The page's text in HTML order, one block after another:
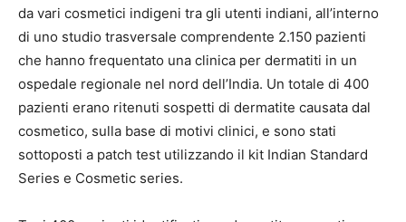
da vari cosmetici indigeni tra gli utenti indiani, all’interno
di uno studio trasversale comprendente 2.150 pazienti
che hanno frequentato una clinica per dermatiti in un
ospedale regionale nel nord dell’India. Un totale di 400
pazienti erano ritenuti sospetti di dermatite causata dal
cosmetico, sulla base di motivi clinici, e sono stati
sottoposti a patch test utilizzando il kit Indian Standard
Series e Cosmetic series.